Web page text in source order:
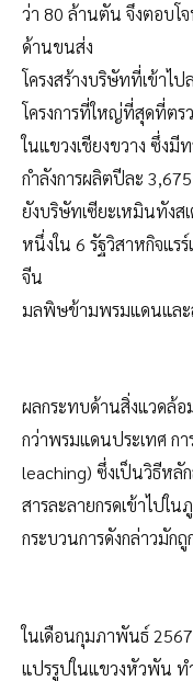
ว่า 80 ล้านตัน จึงตอบโ
ด้านขนส่ง
โครงสร้างบริษัทที่เข้าไ
โครงการที่ใหญ่ที่สุดที่ตร
ในแขวงเชียงขวาง ซึ่ง
กำลังการผลิตปีละ
ยังบริษัทเซียะเหมินทังส
หนึ่งใน 6 รัฐวิสาหกิจแร
จีน
มลพิษข้ามพรมแดนและ
ผลกระทบด้านสิ่งแวดล้อ
กว่าพรมแดนประเทศ ก
leaching) ซึ่งเป็นวิธีหลั
สารละลายกรดเข้าไปใ
กระบวนการดังกล่าวมัก
ในเดือนกุมภาพันธ์ 2567
แปรรูปในแขวงหัวพัน